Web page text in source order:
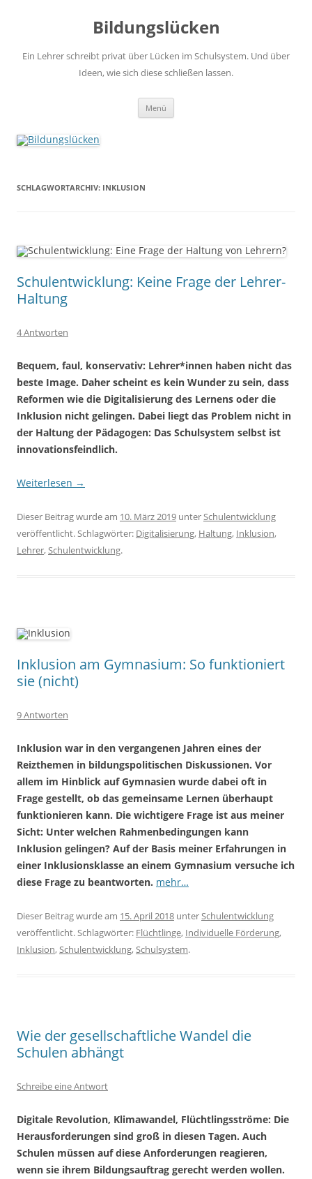
Bildungslücken
Ein Lehrer schreibt privat über Lücken im Schulsystem. Und über
Ideen, wie sich diese schließen lassen.
Menü
SCHLAGWORTARCHIV: INKLUSION
Schulentwicklung: Keine Frage der Lehrer-
Haltung
4 Antworten
Bequem, faul, konservativ: Lehrer*innen haben nicht das
beste Image. Daher scheint es kein Wunder zu sein, dass
Reformen wie die Digitalisierung des Lernens oder die
Inklusion nicht gelingen. Dabei liegt das Problem nicht in
der Haltung der Pädagogen: Das Schulsystem selbst ist
innovationsfeindlich.
Weiterlesen →
Dieser Beitrag wurde am 10. März 2019 unterSchulentwicklung
veröffentlicht. Schlagwörter: Digitalisierung, Haltung, Inklusion,
Lehrer,Schulentwicklung.
Inklusion am Gymnasium: So funktioniert
sie (nicht)
9 Antworten
Inklusion war in den vergangenen Jahren eines der
Reizthemen in bildungspolitischen Diskussionen. Vor
allem im Hinblick auf Gymnasien wurde dabei oft in
Frage gestellt, ob das gemeinsame Lernen überhaupt
funktionieren kann. Die wichtigere Frage ist aus meiner
Sicht: Unter welchen Rahmenbedingungen kann
Inklusion gelingen? Auf der Basis meiner Erfahrungen in
einer Inklusionsklasse an einem Gymnasium versuche ich
diese Frage zu beantworten. mehr…
Dieser Beitrag wurde am 15. April 2018 unterSchulentwicklung
veröffentlicht. Schlagwörter: Flüchtlinge, Individuelle Förderung,
Inklusion,Schulentwicklung,Schulsystem.
Wie der gesellschaftliche Wandel die
Schulen abhängt
Schreibe eine Antwort
Digitale Revolution, Klimawandel, Flüchtlingsströme: Die
Herausforderungen sind groß in diesen Tagen. Auch
Schulen müssen auf diese Anforderungen reagieren,
wenn sie ihrem Bildungsauftrag gerecht werden wollen.